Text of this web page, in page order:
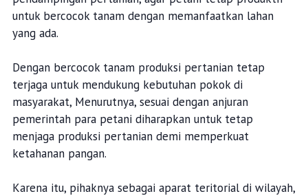
untuk bercocok tanam dengan memanfaatkan lahan
yang ada.
Dengan bercocok tanam produksi pertanian tetap
terjaga untuk mendukung kebutuhan pokok di
masyarakat, Menurutnya, sesuai dengan anjuran
pemerintah para petani diharapkan untuk tetap
menjaga produksi pertanian demi memperkuat
ketahanan pangan.
Karena itu, pihaknya sebagai aparat teritorial di wilayah,